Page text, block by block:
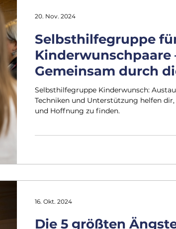
Selbsthilfegruppe
Kinderwunschpaare
Gemeinsam durch
Sehnsucht
Selbsthilfegruppe Kinderwunsch:
Techniken und Unterstützung helfen dir,
und Hoffnung zu finden.
20. Nov. 2024
Die 5 größten
16. Okt. 2024